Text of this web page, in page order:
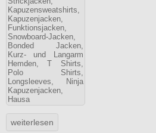
Kapuzensweatshirts,
Kapuzenjacken,
Funktionsjacken,
Snowboard-Jacken,
Bonded Jacken,
Kurz- und Langarm
Hemden, T Shirts,
Polo Shirts,
Longsleeves, Ninja
Kapuzenjacken,
Hausa